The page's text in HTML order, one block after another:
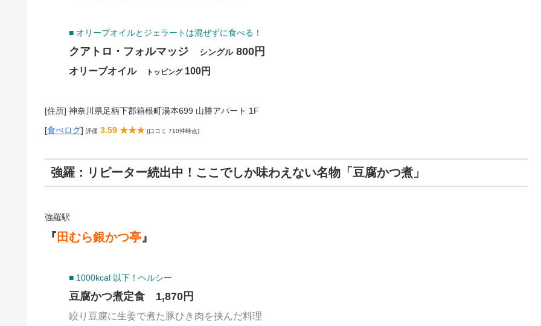
■ オリーブオイルとジェラートは混ぜずに食べる！
クアトロ・フォルマッジ シングル800円
オリーブオイル トッピング100円
[住所] 神奈川県足柄下郡箱根町湯本699 山勝アパート 1F
[食べログ] 評価 3.59 ★★★ (口コミ 710件時点)
強羅：リピーター続出中！ここでしか味わえない名物「豆腐かつ煮」
強羅駅
『 田むら銀かつ亭』
■ 1000kcal 以下！ヘルシー
豆腐かつ煮定食 1,870円
絞り豆腐に生姜で煮た豚ひき肉を挟んだ料理